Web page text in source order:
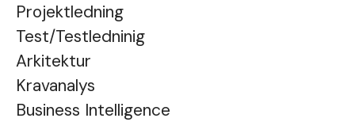
Projektledning
Test/Testledninig
Arkitektur
Kravanalys
Business Intelligence